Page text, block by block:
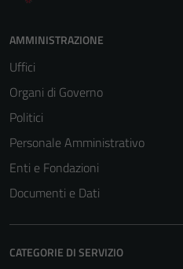
AMMINISTRAZIONE
Uffici
Organi di Governo
Politici
Personale Amministrativo
Enti e Fondazioni
Documenti e Dati
CATEGORIE DI SERVIZIO